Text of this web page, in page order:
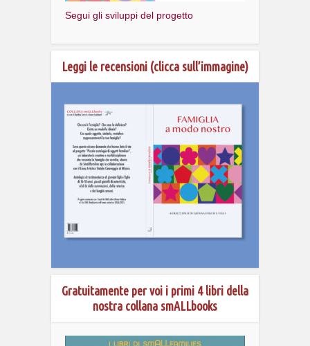
Segui gli sviluppi del progetto
Leggi le recensioni (clicca sull’immagine)
Gratuitamente per voi i primi 4 libri della
nostra collana smALLbooks